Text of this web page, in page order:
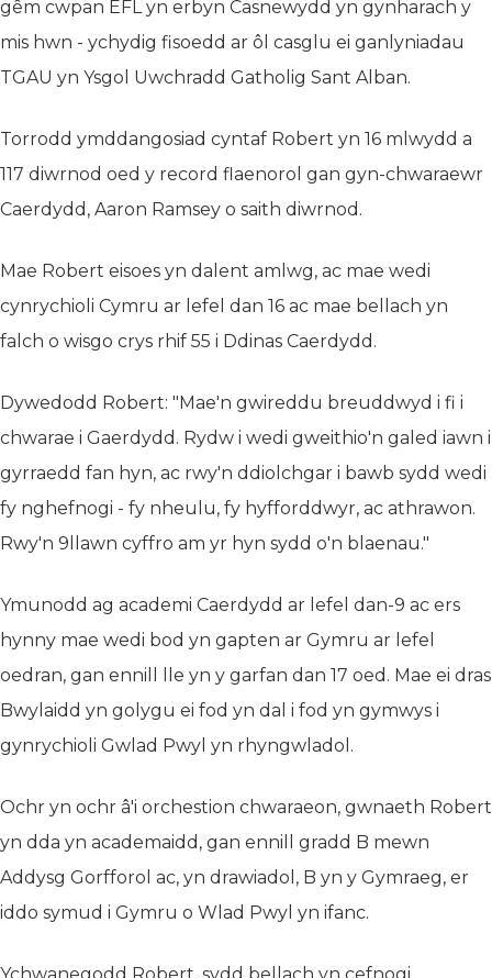
gêm cwpan EFL yn erbyn Casnewydd yn gynharach y
mis hwn - ychydig fisoedd ar ôl casglu ei ganlyniadau
TGAU yn Ysgol Uwchradd Gatholig Sant Alban.
Torrodd ymddangosiad cyntaf Robert yn 16 mlwydd a
117 diwrnod oed y record flaenorol gan gyn-chwaraewr
Caerdydd, Aaron Ramsey o saith diwrnod.
Mae Robert eisoes yn dalent amlwg, ac mae wedi
cynrychioli Cymru ar lefel dan 16 ac mae bellach yn
falch o wisgo crys rhif 55 i Ddinas Caerdydd.
Dywedodd Robert: "Mae'n gwireddu breuddwyd i fi i
chwarae i Gaerdydd. Rydw i wedi gweithio'n galed iawn i
gyrraedd fan hyn, ac rwy'n ddiolchgar i bawb sydd wedi
fy nghefnogi - fy nheulu, fy hyfforddwyr, ac athrawon.
Rwy'n 9llawn cyffro am yr hyn sydd o'n blaenau."
Ymunodd ag academi Caerdydd ar lefel dan-9 ac ers
hynny mae wedi bod yn gapten ar Gymru ar lefel
oedran, gan ennill lle yn y garfan dan 17 oed. Mae ei dras
Bwylaidd yn golygu ei fod yn dal i fod yn gymwys i
gynrychioli Gwlad Pwyl yn rhyngwladol.
Ochr yn ochr â'i orchestion chwaraeon, gwnaeth Robert
yn dda yn academaidd, gan ennill gradd B mewn
Addysg Gorfforol ac, yn drawiadol, B yn y Gymraeg, er
iddo symud i Gymru o Wlad Pwyl yn ifanc.